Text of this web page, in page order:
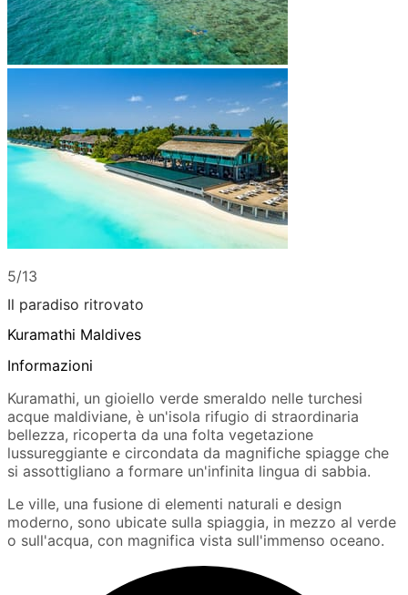
5/13
Il paradiso ritrovato
Kuramathi Maldives
Informazioni
Kuramathi, un gioiello verde smeraldo nelle turchesi
acque maldiviane, è un'isola rifugio di straordinaria
bellezza, ricoperta da una folta vegetazione
lussureggiante e circondata da magnifiche spiagge che
si assottigliano a formare un'infinita lingua di sabbia.
Le ville, una fusione di elementi naturali e design
moderno, sono ubicate sulla spiaggia, in mezzo al verde
o sull'acqua, con magnifica vista sull'immenso oceano.